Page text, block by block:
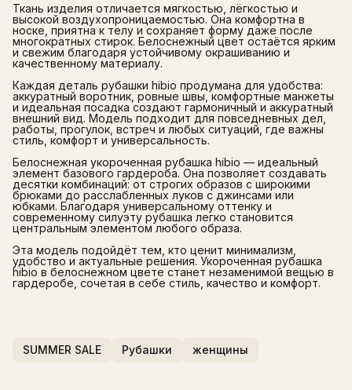
Ткань изделия отличается мягкостью, лёгкостью и
высокой воздухопроницаемостью. Она комфортна в
носке, приятна к телу и сохраняет форму даже после
многократных стирок. Белоснежный цвет остаётся ярким
и свежим благодаря устойчивому окрашиванию и
качественному материалу.
Каждая деталь рубашки hibio продумана для удобства:
аккуратный воротник, ровные швы, комфортные манжеты
и идеальная посадка создают гармоничный и аккуратный
внешний вид. Модель подходит для повседневных дел,
работы, прогулок, встреч и любых ситуаций, где важны
стиль, комфорт и универсальность.
Белоснежная укороченная рубашка hibio — идеальный
элемент базового гардероба. Она позволяет создавать
десятки комбинаций: от строгих образов с широкими
брюками до расслабленных луков с джинсами или
юбками. Благодаря универсальному оттенку и
современному силуэту рубашка легко становится
центральным элементом любого образа.
Эта модель подойдёт тем, кто ценит минимализм,
удобство и актуальные решения. Укороченная рубашка
hibio в белоснежном цвете станет незаменимой вещью в
гардеробе, сочетая в себе стиль, качество и комфорт.
SUMMER SALE Рубашки женщины